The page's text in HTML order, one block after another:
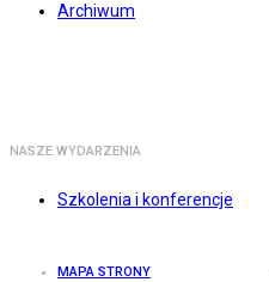
Archiwum
NASZE WYDARZENIA
Szkolenia i konferencje
MAPA STRONY